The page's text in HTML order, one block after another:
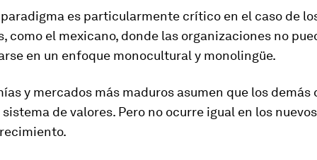
es particularmente crítico en el caso de
como el mexicano, donde las organizaciones no
en un enfoque monocultural y monolingüe.
y mercados más maduros asumen que los
de valores. Pero no ocurre igual en los